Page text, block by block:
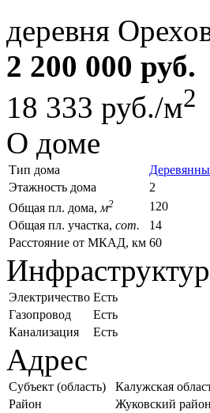
деревня
2 200 000 руб.
18 333 руб./м2
О доме
Тип дома
Этажность дома
2
Общая пл. дома, м2
120
Общая пл. участка, сот.
14
Расстояние от МКАД, км 60
Электричество Есть
Газопровод
Есть
Канализация
Есть
Адрес
Субъект (область)
Калужская
Район
Жуковский район